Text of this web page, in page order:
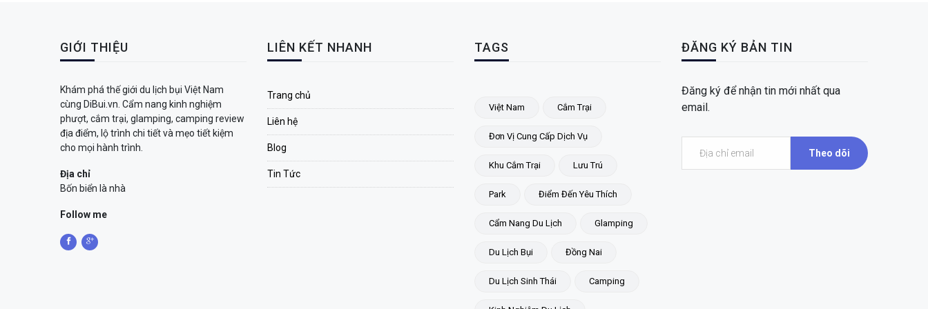
GIỚI THIỆU
Khám phá thế giới du lịch bụi Việt Nam
cùng DiBui.vn. Cẩm nang kinh nghiệm
phượt, cắm trại, glamping, camping review
địa điểm, lộ trình chi tiết và mẹo tiết kiệm
cho mọi hành trình.
Địa chỉ
Bốn biển là nhà
Follow me
LIÊN KẾT NHANH
Trang chủ
Liên hệ
Blog
Tin Tức
TAGS
Việt Nam Cắm Trại
Đơn Vị Cung Cấp Dịch Vụ
Khu Cắm Trại Lưu Trú
Park Điểm Đến Yêu Thích
Cẩm Nang Du Lịch Glamping
Du Lịch Bụi Đồng Nai
Du Lịch Sinh Thái Camping
ĐĂNG KÝ BẢN TIN
Đăng ký để nhận tin mới nhất qua
email.
Theo dõi